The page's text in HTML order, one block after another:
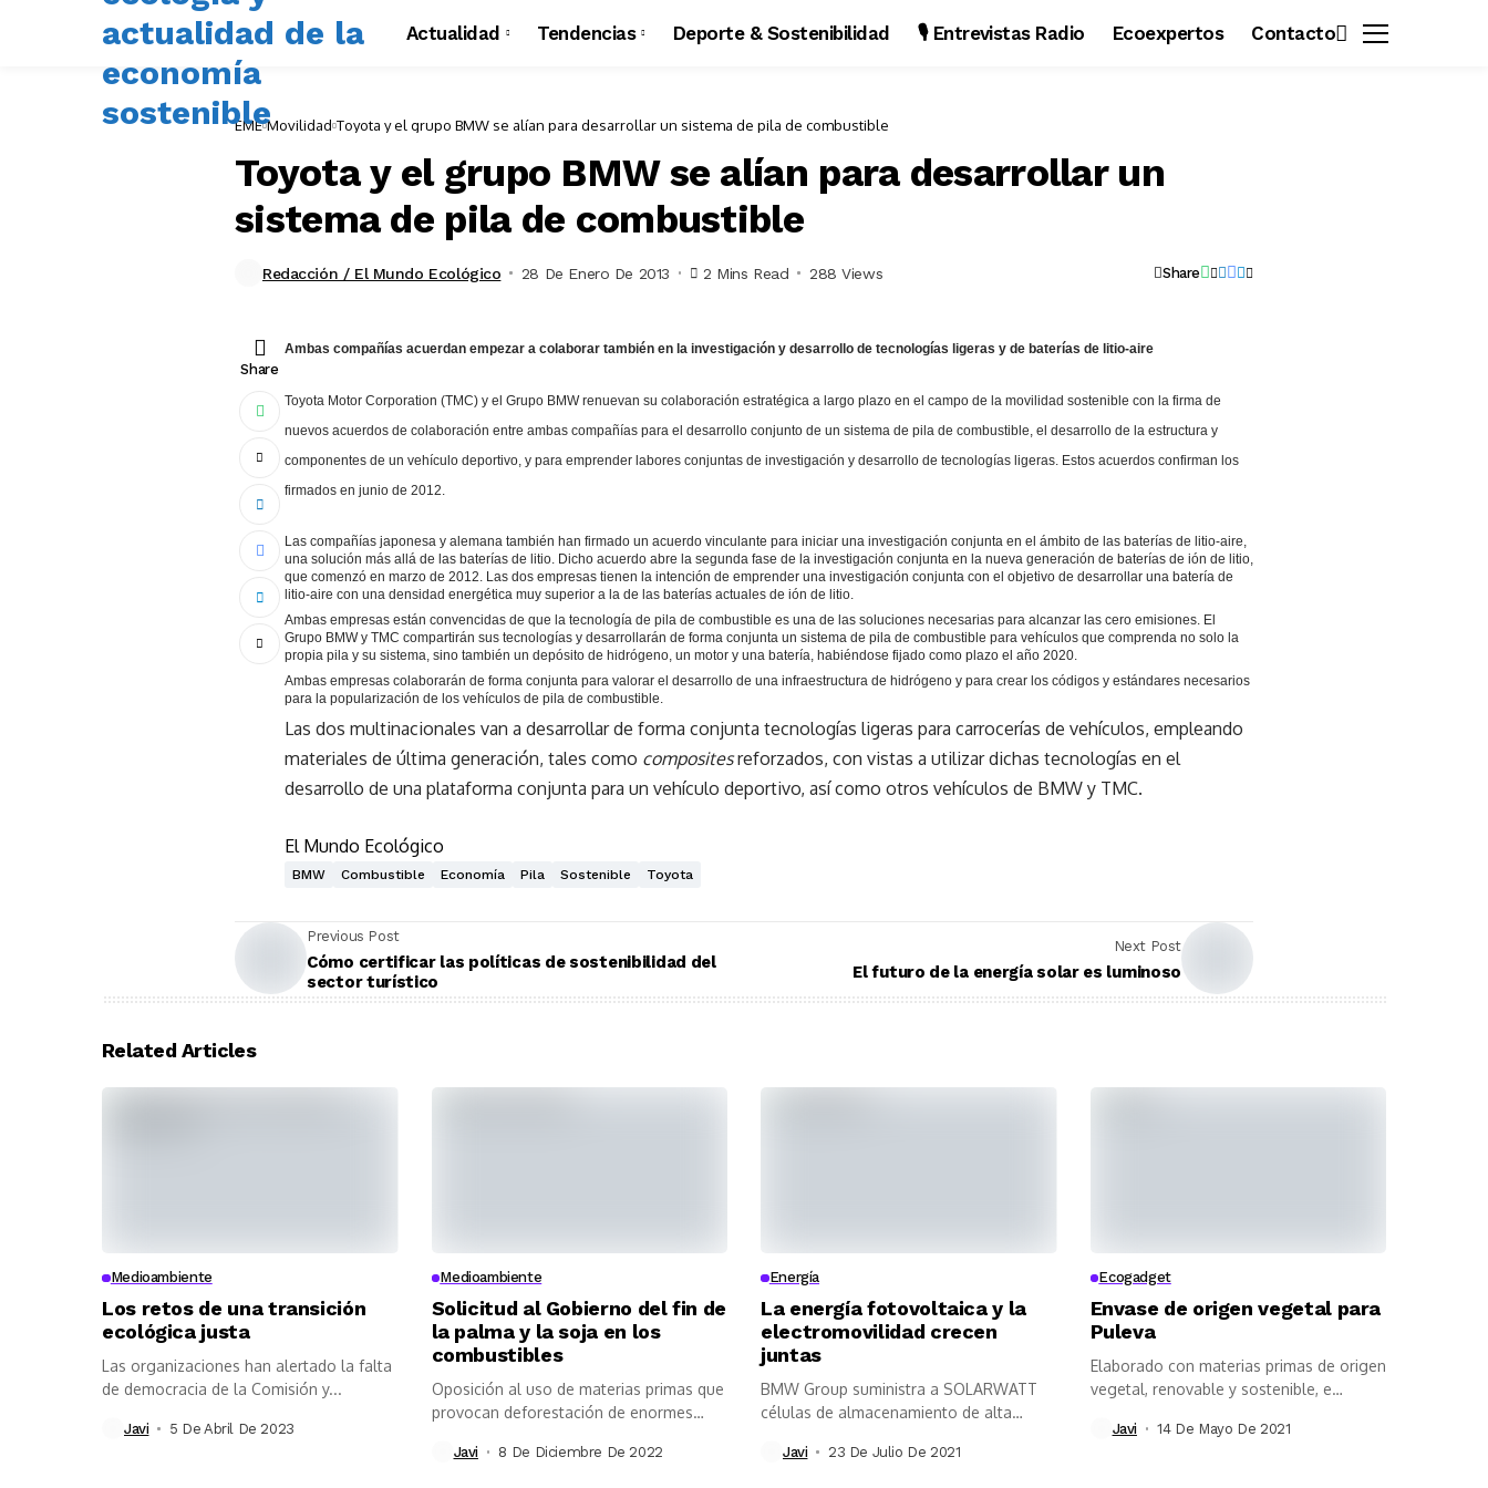
Actualidad Tendencias Deporte & Sostenibilidad 🎙️ Entrevistas Radio Ecoexpertos Contacto
EME Movilidad Toyota y el grupo BMW se alían para desarrollar un sistema de pila de combustible
Toyota y el grupo BMW se alían para desarrollar un
sistema de pila de combustible
Redacción / El Mundo Ecológico 28 De Enero De 2013 2 Mins Read 288 Views Share
Share
Ambas compañías acuerdan empezar a colaborar también en la investigación y desarrollo de tecnologías ligeras y de baterías de litio-aire
Toyota Motor Corporation (TMC) y el Grupo BMW renuevan su colaboración estratégica a largo plazo en el campo de la movilidad sostenible con la firma de
nuevos acuerdos de colaboración entre ambas compañías para el desarrollo conjunto de un sistema de pila de combustible, el desarrollo de la estructura y
componentes de un vehículo deportivo, y para emprender labores conjuntas de investigación y desarrollo de tecnologías ligeras. Estos acuerdos confirman los
firmados en junio de 2012.
Las compañías japonesa y alemana también han firmado un acuerdo vinculante para iniciar una investigación conjunta en el ámbito de las baterías de litio-aire,
una solución más allá de las baterías de litio. Dicho acuerdo abre la segunda fase de la investigación conjunta en la nueva generación de baterías de ión de litio,
que comenzó en marzo de 2012. Las dos empresas tienen la intención de emprender una investigación conjunta con el objetivo de desarrollar una batería de
litio-aire con una densidad energética muy superior a la de las baterías actuales de ión de litio.
Ambas empresas están convencidas de que la tecnología de pila de combustible es una de las soluciones necesarias para alcanzar las cero emisiones. El
Grupo BMW y TMC compartirán sus tecnologías y desarrollarán de forma conjunta un sistema de pila de combustible para vehículos que comprenda no solo la
propia pila y su sistema, sino también un depósito de hidrógeno, un motor y una batería, habiéndose fijado como plazo el año 2020.
Ambas empresas colaborarán de forma conjunta para valorar el desarrollo de una infraestructura de hidrógeno y para crear los códigos y estándares necesarios
para la popularización de los vehículos de pila de combustible.
Las dos multinacionales van a desarrollar de forma conjunta tecnologías ligeras para carrocerías de vehículos, empleando
materiales de última generación, tales como composites reforzados, con vistas a utilizar dichas tecnologías en el
desarrollo de una plataforma conjunta para un vehículo deportivo, así como otros vehículos de BMW y TMC.
El Mundo Ecológico
BMW Combustible Economía Pila Sostenible Toyota
Previous Post
Cómo certificar las políticas de sostenibilidad del
sector turístico
Next Post
El futuro de la energía solar es luminoso
Related Articles
Medioambiente
Los retos de una transición
ecológica justa
Las organizaciones han alertado la falta
de democracia de la Comisión y...
Javi 5 De Abril De 2023
Medioambiente
Solicitud al Gobierno del fin de
la palma y la soja en los
combustibles
Oposición al uso de materias primas que
provocan deforestación de enormes
Javi 8 De Diciembre De 2022
Energía
La energía fotovoltaica y la
electromovilidad crecen
juntas
BMW Group suministra a SOLARWATT
células de almacenamiento de alta
Javi 23 De Julio De 2021
Ecogadget
Envase de origen vegetal para
Puleva
Elaborado con materias primas de origen
vegetal, renovable y sostenible, e
Javi 14 De Mayo De 2021